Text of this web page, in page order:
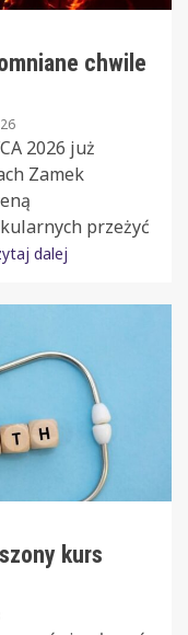
chwile
26
2026 już
Zamek
przeżyć
dalej
kurs